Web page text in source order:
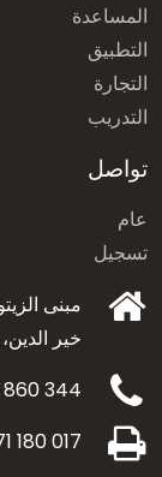
المساعدة
التطبيق
التجارة
التدريب
تواصل
عام
تسجيل
خير الدين،
860 344
180 017